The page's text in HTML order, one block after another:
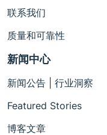
联系我们
质量和可靠性
新闻中心
新闻公告 | 行业洞察
Featured Stories
博客文章